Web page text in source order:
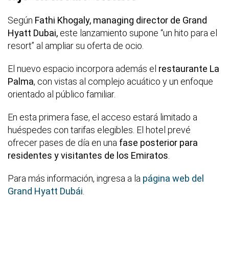
Según Fathi Khogaly, managing director de Grand
Hyatt Dubai, este lanzamiento supone “un hito para el
resort” al ampliar su oferta de ocio.
El nuevo espacio incorpora además el restaurante La
Palma, con vistas al complejo acuático y un enfoque
orientado al público familiar.
En esta primera fase, el acceso estará limitado a
huéspedes con tarifas elegibles. El hotel prevé
ofrecer pases de día en una fase posterior para
residentes y visitantes de los Emiratos
Para más información, ingresa a la página web del
Grand Hyatt Dubái